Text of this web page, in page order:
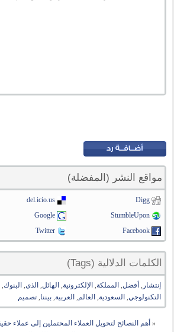
مواقع النشر (المفضلة)
Digg
del.icio.us
StumbleUpon
Google
Facebook
Twitter
الكلمات الدلالية (Tags)
إنتشار , أفضل, المملكة, الإلكترونية, الهائل, الذى, البنوك,
التكنولوجي, السعودية, العالم, العربية,بيننا,تصميم
« أهم النصائح لتحويل العملاء المحتملين إلى عملاء